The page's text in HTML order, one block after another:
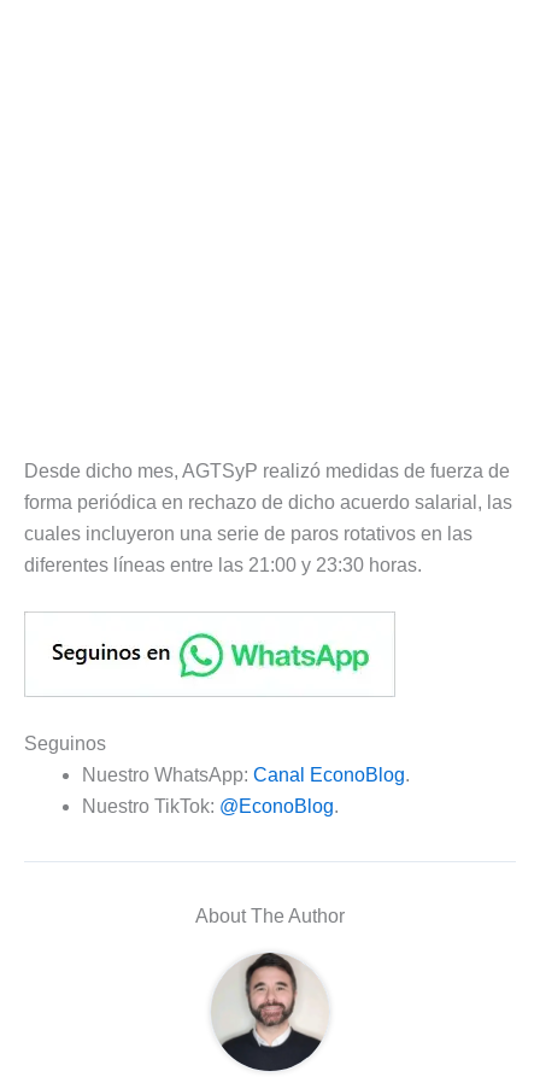
Desde dicho mes, AGTSyP realizó medidas de fuerza de
forma periódica en rechazo de dicho acuerdo salarial, las
cuales incluyeron una serie de paros rotativos en las
diferentes líneas entre las 21:00 y 23:30 horas.
Seguinos
Nuestro WhatsApp: Canal EconoBlog.
Nuestro TikTok: @EconoBlog.
About The Author